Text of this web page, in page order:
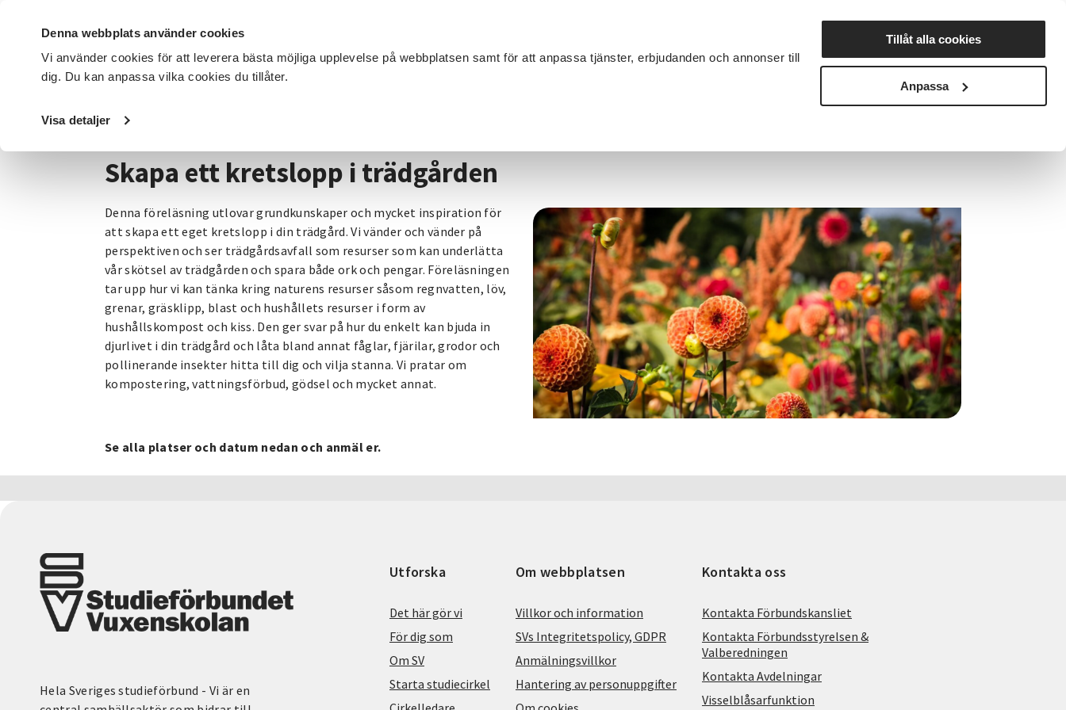
Denna webbplats använder cookies
Vi använder cookies för att leverera bästa möjliga upplevelse på webbplatsen samt för att anpassa tjänster, erbjudanden och annonser till
dig. Du kan anpassa vilka cookies du tillåter.
Visa detaljer
Tillåt alla cookies
Anpassa
DET HÄR GÖR VI FÖR DIG SOM SÖK KURSER OCH EVENEMANG Nyheter Avdelningar
Startsida / Avdelningar
Skapa ett kretslopp i trädgården
Denna föreläsning utlovar grundkunskaper och mycket inspiration för
att skapa ett eget kretslopp i din trädgård. Vi vänder och vänder på
perspektiven och ser trädgårdsavfall som resurser som kan underlätta
vår skötsel av trädgården och spara både ork och pengar. Föreläsningen
tar upp hur vi kan tänka kring naturens resurser såsom regnvatten, löv,
grenar, gräsklipp, blast och hushållets resurser i form av
hushållskompost och kiss. Den ger svar på hur du enkelt kan bjuda in
djurlivet i din trädgård och låta bland annat fåglar, fjärilar, grodor och
pollinerande insekter hitta till dig och vilja stanna. Vi pratar om
kompostering, vattningsförbud, gödsel och mycket annat.
Se alla platser och datum nedan och anmäl er.
Hela Sveriges studieförbund - Vi är en
Utforska
Det här gör vi
För dig som
Om SV
Starta studiecirkel
Om webbplatsen
Villkor och information
SVs Integritetspolicy, GDPR
Anmälningsvillkor
Hantering av personuppgifter
Kontakta oss
Kontakta Förbundskansliet
Kontakta Förbundsstyrelsen &
Valberedningen
Kontakta Avdelningar
Visselblåsarfunktion